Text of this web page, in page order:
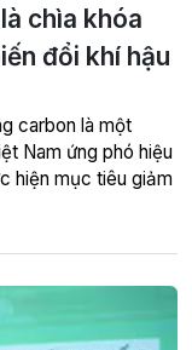
chìa khóa
đổi khí hậu
carbon là một
Nam ứng phó hiệu
hiện mục tiêu giảm